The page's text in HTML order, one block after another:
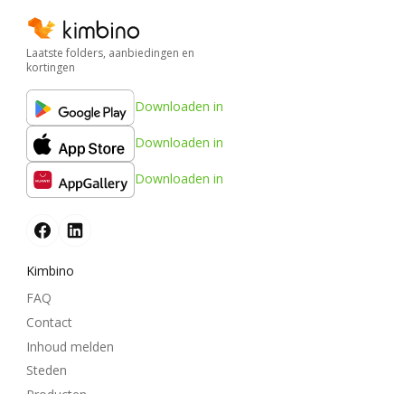
Laatste folders, aanbiedingen en
kortingen
Downloaden in
Downloaden in
Downloaden in
Kimbino
FAQ
Contact
Inhoud melden
Steden